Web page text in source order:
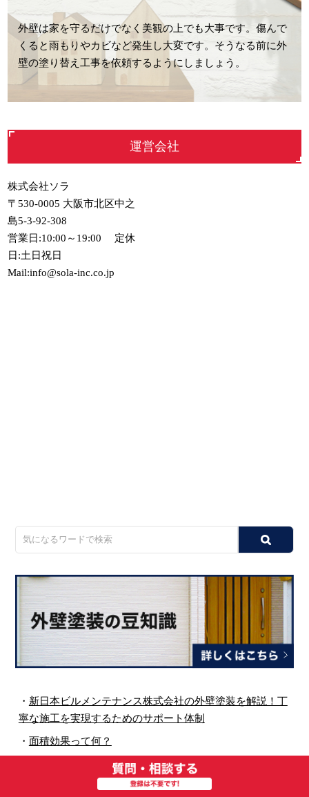
外壁は家を守るだけでなく美観の上でも大事です。傷んで
くると雨もりやカビなど発生し大変です。そうなる前に外
壁の塗り替え工事を依頼するようにしましょう。
運営会社
株式会社ソラ
〒530-0005 大阪市北区中之
島5-3-92-308
営業日:10:00～19:00 定休
日:土日祝日
Mail:info@sola-inc.co.jp
・ 新日本ビルメンテナンス株式会社の外壁塗装を解説！丁
寧な施工を実現するためのサポート体制
・ 面積効果って何？
一水化成が展開する塗料「グラジスタシリーズ」それぞ